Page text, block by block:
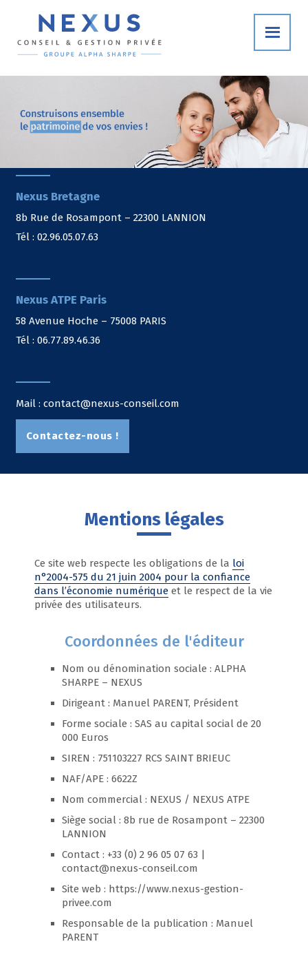
Nexus Bretagne
8b Rue de Rosampont – 22300 LANNION
Tél : 02.96.05.07.63
Nexus ATPE Paris
58 Avenue Hoche – 75008 PARIS
Tél : 06.77.89.46.36
Mail : contact@nexus-conseil.com
Contactez-nous !
Mentions légales
Ce site web respecte les obligations de la loi
n°2004-575 du 21 juin 2004 pour la confiance
dans l’économie numérique et le respect de la vie
privée des utilisateurs.
Coordonnées de l'éditeur
Nom ou dénomination sociale : ALPHA
SHARPE – NEXUS
Dirigeant : Manuel PARENT, Président
Forme sociale : SAS au capital social de 20
000 Euros
SIREN : 751103227 RCS SAINT BRIEUC
NAF/APE : 6622Z
Nom commercial : NEXUS / NEXUS ATPE
Siège social : 8b rue de Rosampont – 22300
LANNION
Contact : +33 (0) 2 96 05 07 63 |
contact@nexus-conseil.com
Site web : https://www.nexus-gestion-
privee.com
Responsable de la publication : Manuel
PARENT